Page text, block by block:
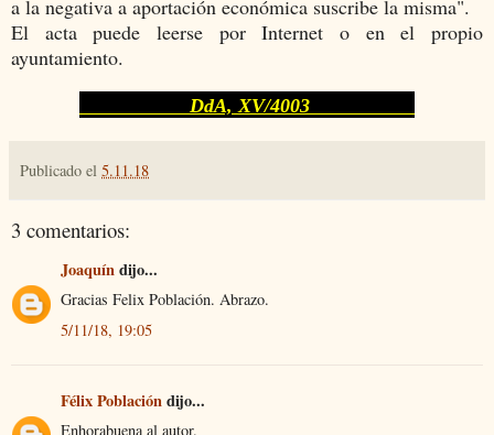
a la negativa a aportación económica suscribe la misma".
El acta puede leerse por Internet o en el propio
ayuntamiento.
DdA, XV/4003
Publicado el 5.11.18
3 comentarios:
Joaquíndijo...
Gracias Felix Población. Abrazo.
5/11/18, 19:05
Félix Poblacióndijo...
Enhorabuena al autor.